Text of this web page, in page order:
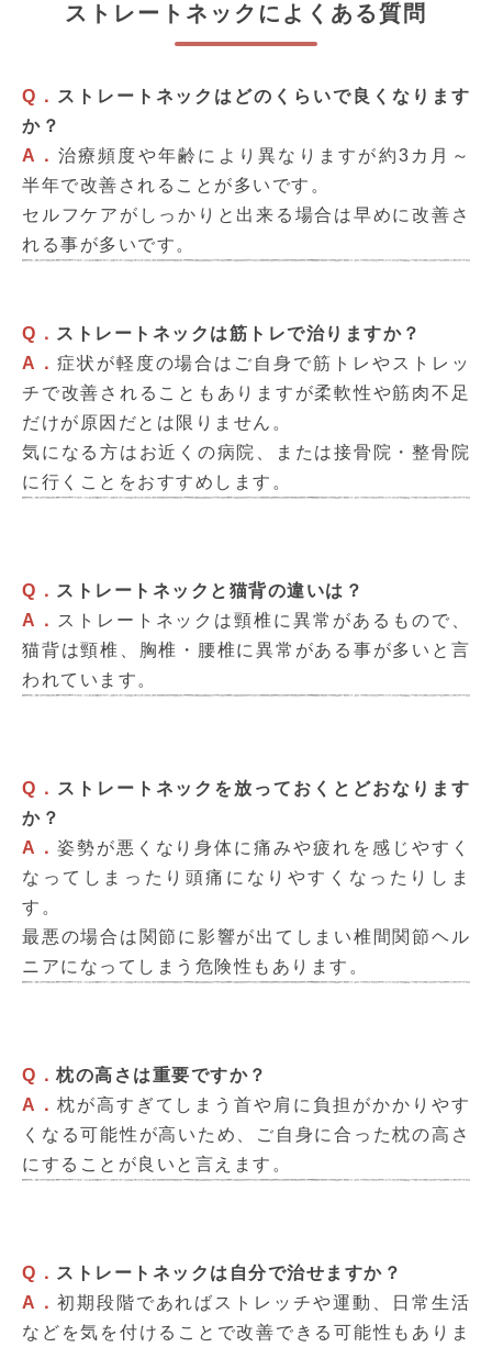
ストレートネックによくある質問
Q． ストレートネックはどのくらいで良くなります
か？
A． 治療頻度や年齢により異なりますが約3カ月～
半年で改善されることが多いです。
セルフケアがしっかりと出来る場合は早めに改善さ
れる事が多いです。
Q． ストレートネックは筋トレで治りますか？
A． 症状が軽度の場合はご自身で筋トレやストレッ
チで改善されることもありますが柔軟性や筋肉不足
だけが原因だとは限りません。
気になる方はお近くの病院、または接骨院・整骨院
に行くことをおすすめします。
Q． ストレートネックと猫背の違いは？
A． ストレートネックは頸椎に異常があるもので、
猫背は頸椎、胸椎・腰椎に異常がある事が多いと言
われています。
Q． ストレートネックを放っておくとどおなります
か？
A． 姿勢が悪くなり身体に痛みや疲れを感じやすく
なってしまったり頭痛になりやすくなったりしま
す。
最悪の場合は関節に影響が出てしまい椎間関節ヘル
ニアになってしまう危険性もあります。
Q． 枕の高さは重要ですか？
A． 枕が高すぎてしまう首や肩に負担がかかりやす
くなる可能性が高いため、ご自身に合った枕の高さ
にすることが良いと言えます。
Q． ストレートネックは自分で治せますか？
A． 初期段階であればストレッチや運動、日常生活
などを気を付けることで改善できる可能性もありま